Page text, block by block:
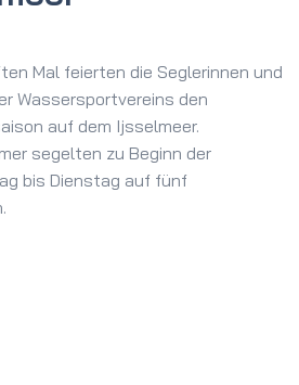
Mal feierten die Seglerinnen und
Wassersportvereins den
auf dem Ijsselmeer.
segelten zu Beginn der
bis Dienstag auf fünf